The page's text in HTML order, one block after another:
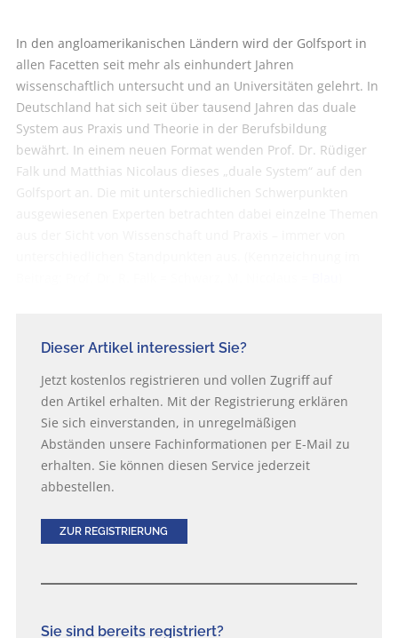
In den angloamerikanischen Ländern wird der Golfsport in
allen Facetten seit mehr als einhundert Jahren
wissenschaftlich untersucht und an Universitäten gelehrt. In
Deutschland hat sich seit über tausend Jahren das duale
System aus Praxis und Theorie in der Berufsbildung
bewährt. In einem neuen Format wenden Prof. Dr. Rüdiger
Falk und Matthias Nicolaus dieses „duale System“ auf den
Golfsport an. Die mit unterschiedlichen Schwerpunkten
Dieser Artikel interessiert Sie?
Jetzt kostenlos registrieren und vollen Zugriff auf
den Artikel erhalten. Mit der Registrierung erklären
Sie sich einverstanden, in unregelmäßigen
Abständen unsere Fachinformationen per E-Mail zu
erhalten. Sie können diesen Service jederzeit
abbestellen.
ZUR REGISTRIERUNG
Sie sind bereits registriert?